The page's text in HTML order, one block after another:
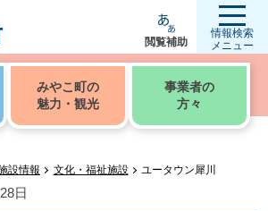
閲覧補助
情報検索
メニュー
みやこ町の
魅力・観光
事業者の
方々
設情報 文化・福祉施設 ユータウン犀川
日